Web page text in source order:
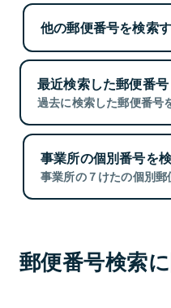
他の郵便番号を検索
最近検索した郵便番号
過去に検索した郵便番号
事業所の個別番号を
事業所の７けたの個別郵
郵便番号検索